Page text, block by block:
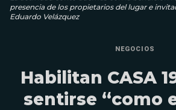
presencia de los propietarios del lugar e
Eduardo Velázquez
NEGOCIOS
Habilitan CASA
sentirse “como